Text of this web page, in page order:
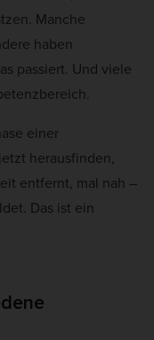
Manche
haben
passiert. Und viele
einer
herausfinden,
entfernt, mal nah –
Das ist ein